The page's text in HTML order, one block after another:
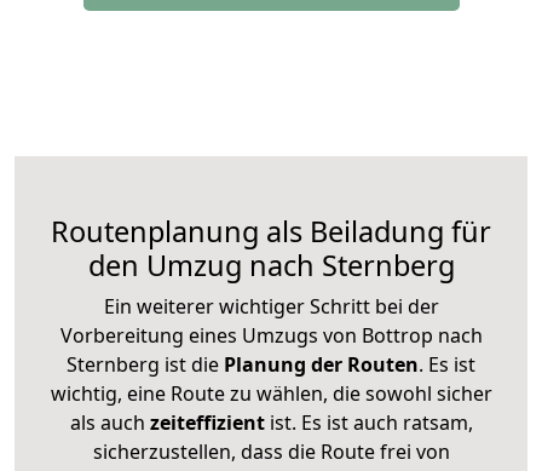
Routenplanung als Beiladung für
den Umzug nach Sternberg
Ein weiterer wichtiger Schritt bei der
Vorbereitung eines Umzugs von Bottrop nach
Sternberg ist die Planung der Routen. Es ist
wichtig, eine Route zu wählen, die sowohl sicher
als auch zeiteffizientist. Es ist auch ratsam,
sicherzustellen, dass die Route frei von